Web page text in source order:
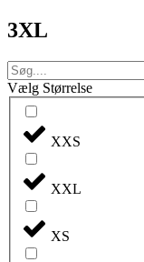
3XL
Vælg Størrelse
XXS
XXL
XS